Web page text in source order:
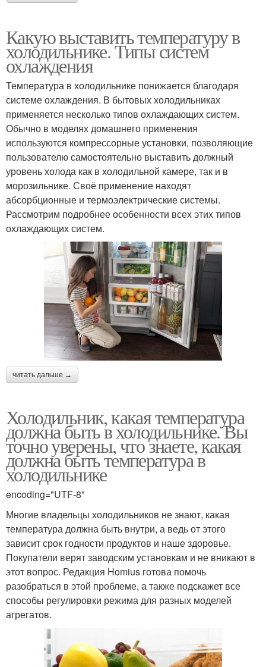
Какую выставить температуру в
холодильнике. Типы систем
охлаждения
Температура в холодильнике понижается благодаря
системе охлаждения. В бытовых холодильниках
применяется несколько типов охлаждающих систем.
Обычно в моделях домашнего применения
используются компрессорные установки, позволяющие
пользователю самостоятельно выставить должный
уровень холода как в холодильной камере, так и в
морозильнике. Своё применение находят
абсорбционные и термоэлектрические системы.
Рассмотрим подробнее особенности всех этих типов
охлаждающих систем.
читать дальше →
Холодильник, какая температура
должна быть в холодильнике. Вы
точно уверены, что знаете, какая
должна быть температура в
холодильнике
encoding="UTF-8"
Многие владельцы холодильников не знают, какая
температура должна быть внутри, а ведь от этого
зависит срок годности продуктов и наше здоровье.
Покупатели верят заводским установкам и не вникают в
этот вопрос. Редакция Homius готова помочь
разобраться в этой проблеме, а также подскажет все
способы регулировки режима для разных моделей
агрегатов.